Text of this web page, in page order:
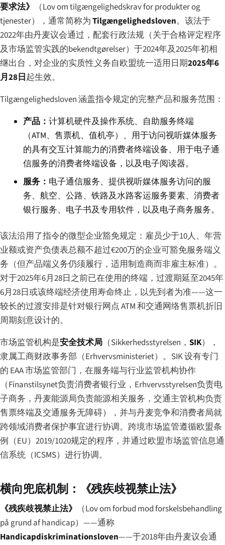
要求法》
（Lov om tilgængelighedskrav for produkter og
tjenester），通常简称为Tilgængelighedsloven。该法于
2022年由丹麦议会通过，配套行政法规（关于合格评定程序
及市场监管实践的bekendtgørelser）于2024年及2025年初相
继出台，对企业的实质性义务自欧盟统一适用日期2025年6
月28日起生效。
Tilgængelighedsloven 涵盖指令规定的完整产品和服务范围：
产品：计算机硬件及操作系统、自助服务终端
（ATM、售票机、值机亭）、用于访问视听媒体服务
的具有交互计算能力的消费者终端设备、用于电子通
信服务的消费者终端设备，以及电子阅读器。
服务： 电子通信服务、提供视听媒体服务访问的服
务、航空、公路、铁路及水路客运服务要素、消费者
银行服务、电子书及专用软件，以及电子商务服务。
该法沿用了指令的微型企业豁免规定：雇员少于10人、年营
业额或资产负债表总额不超过€200万的企业可豁免服务端义
务（但产品端义务仍须履行，适用制造商而非雇主标准）。
对于2025年6月28日之前已在使用的终端，过渡期延至2045年
6月28日或该终端经济使用寿命终止，以先到者为准——这一
较长的过渡安排是针对银行网点 ATM 和交通网络售票机折旧
周期刻意设计的。
市场监管机构是安全技术局 （Sikkerhedsstyrelsen ， SIK），
隶属工商财政事务部（Erhvervsministeriet）。SIK 设有专门
的 EAA 市场监管部门，在服务端与行业监管机构协作
（Finanstilsynet负责消费者银行业， Erhvervsstyrelsen负责电
子商务，丹麦能源局负责能源相关服务，交通主管机构负责
售票终端及交通服务无障碍），并与丹麦竞争和消费者局就
跨领域消费者保护事宜进行协调。跨境市场监管遵循欧盟条
例（EU）2019/1020规定的程序，并通过欧盟市场监管信息通
信系统（ICSMS）进行协调。
横向兜底机制：《残疾歧视禁止法》
《残疾歧视禁止法》 （Lov om forbud mod forskelsbehandling
på grund af handicap）——通称
Handicapdiskriminationsloven——于2018年由丹麦议会通